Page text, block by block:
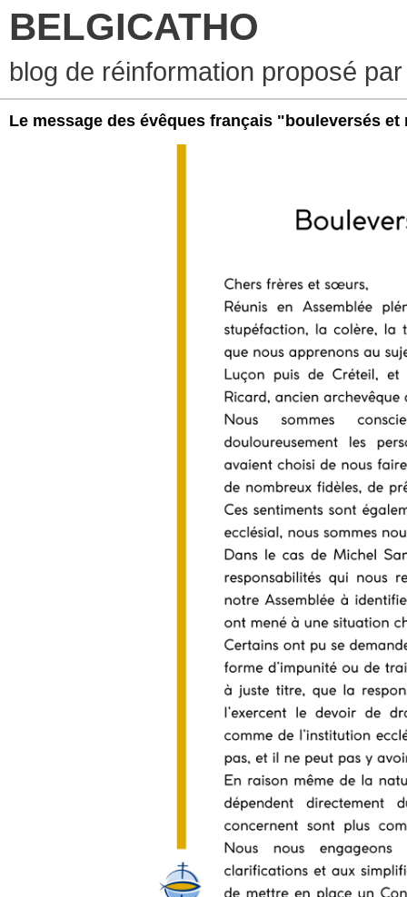
BELGICATHO
blog de réinformation proposé
Le message des évêques français "bouleversés